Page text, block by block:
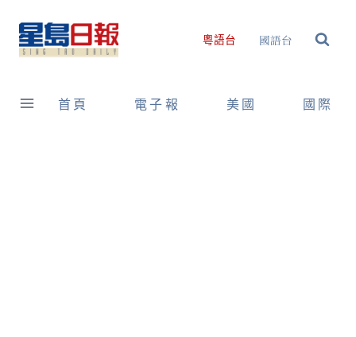
content
粵語台 國語台
首頁 電子報 美國 國際